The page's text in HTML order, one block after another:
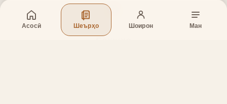
Асосӣ Шеърҳо Шоирон Ман